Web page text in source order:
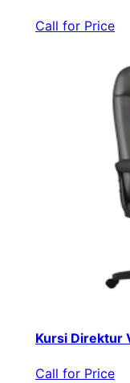
Call for Price
Kursi Direktur
Call for Price